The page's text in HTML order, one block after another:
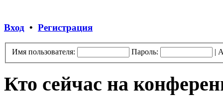
Вход • Регистрация
Имя пользователя: Пароль: |
Кто сейчас на